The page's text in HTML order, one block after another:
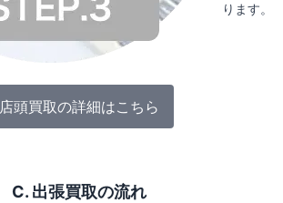
ります。
店頭買取の詳細はこちら
C. 出張買取の流れ